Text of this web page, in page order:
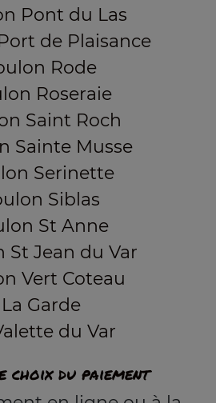
Pont du Las
de Plaisance
Rode
Roseraie
Saint Roch
Sainte Musse
Serinette
Siblas
St Anne
St Jean du Var
Vert Coteau
La Garde
du Var
choix du paiement